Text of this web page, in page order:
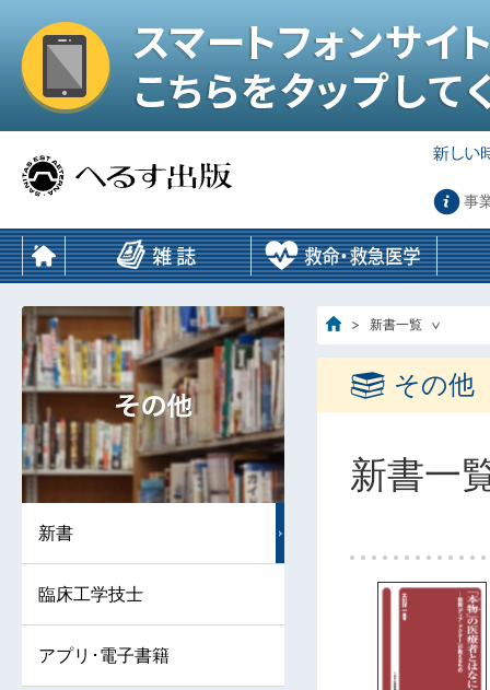
事
新書一覧
その他
新書一
新書
臨床工学技士
アプリ･電子書籍